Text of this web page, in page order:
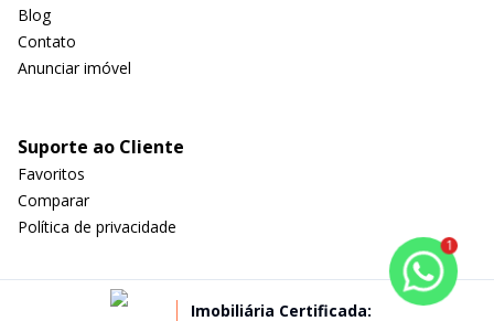
Blog
Contato
Anunciar imóvel
Suporte ao Cliente
Favoritos
Comparar
Política de privacidade
Imobiliária Certificada:
1